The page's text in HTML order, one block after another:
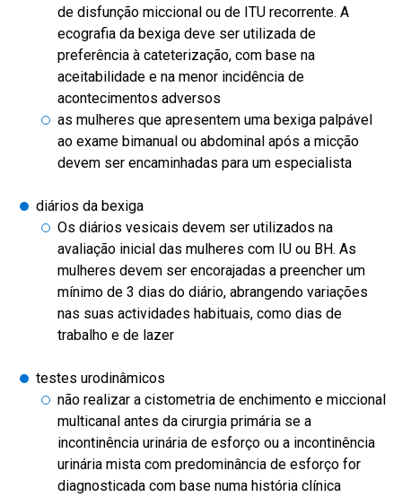
de disfunção miccional ou de ITU recorrente. A
ecografia da bexiga deve ser utilizada de
preferência à cateterização, com base na
aceitabilidade e na menor incidência de
acontecimentos adversos
as mulheres que apresentem uma bexiga palpável
ao exame bimanual ou abdominal após a micção
devem ser encaminhadas para um especialista
diários da bexiga
Os diários vesicais devem ser utilizados na
avaliação inicial das mulheres com IU ou BH. As
mulheres devem ser encorajadas a preencher um
mínimo de 3 dias do diário, abrangendo variações
nas suas actividades habituais, como dias de
trabalho e de lazer
testes urodinâmicos
não realizar a cistometria de enchimento e miccional
multicanal antes da cirurgia primária se a
incontinência urinária de esforço ou a incontinência
urinária mista com predominância de esforço for
diagnosticada com base numa história clínica